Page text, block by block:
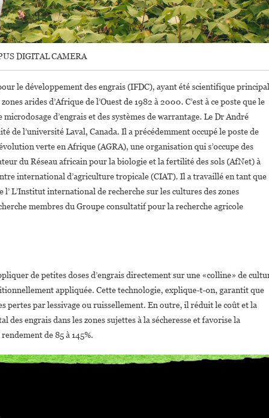
DIGITAL CAMERA
le développement des engrais (IFDC), ayant été scientifique principal
arides d’Afrique de l’Ouest de 1982 à 2000. C’est à ce poste que le
d’engrais et des systèmes de warrantage. Le Dr André
de l’université Laval, Canada. Il a précédemment occupé le poste de
verte en Afrique (AGRA), une organisation qui s’occupe des
du Réseau africain pour la biologie et la fertilité des sols (AfNet) à
international d’agriculture tropicale (CIAT). Il a travaillé en tant que
L’Institut international de recherche sur les cultures des zones
membres du Groupe consultatif pour la recherche agricole
de petites doses d’engrais directement sur une «colline» de
appliquée. Cette technologie, explique-t-on, garantit que
par lessivage ou ruissellement. En outre, il réduit le coût et la
engrais dans les zones sujettes à la sécheresse et favorise la
de 85 à 145%.